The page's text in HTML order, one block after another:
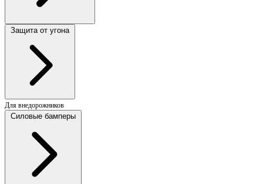
Защита от угона
Для внедорожников
Силовые бамперы